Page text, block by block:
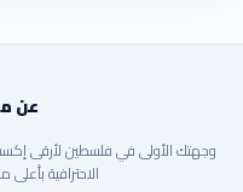
عن
وجهتك الأولى في فلسطين لأرقى
الاحترافية بأعلى